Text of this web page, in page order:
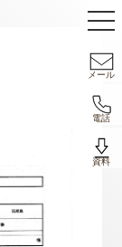
メール
電話
資料